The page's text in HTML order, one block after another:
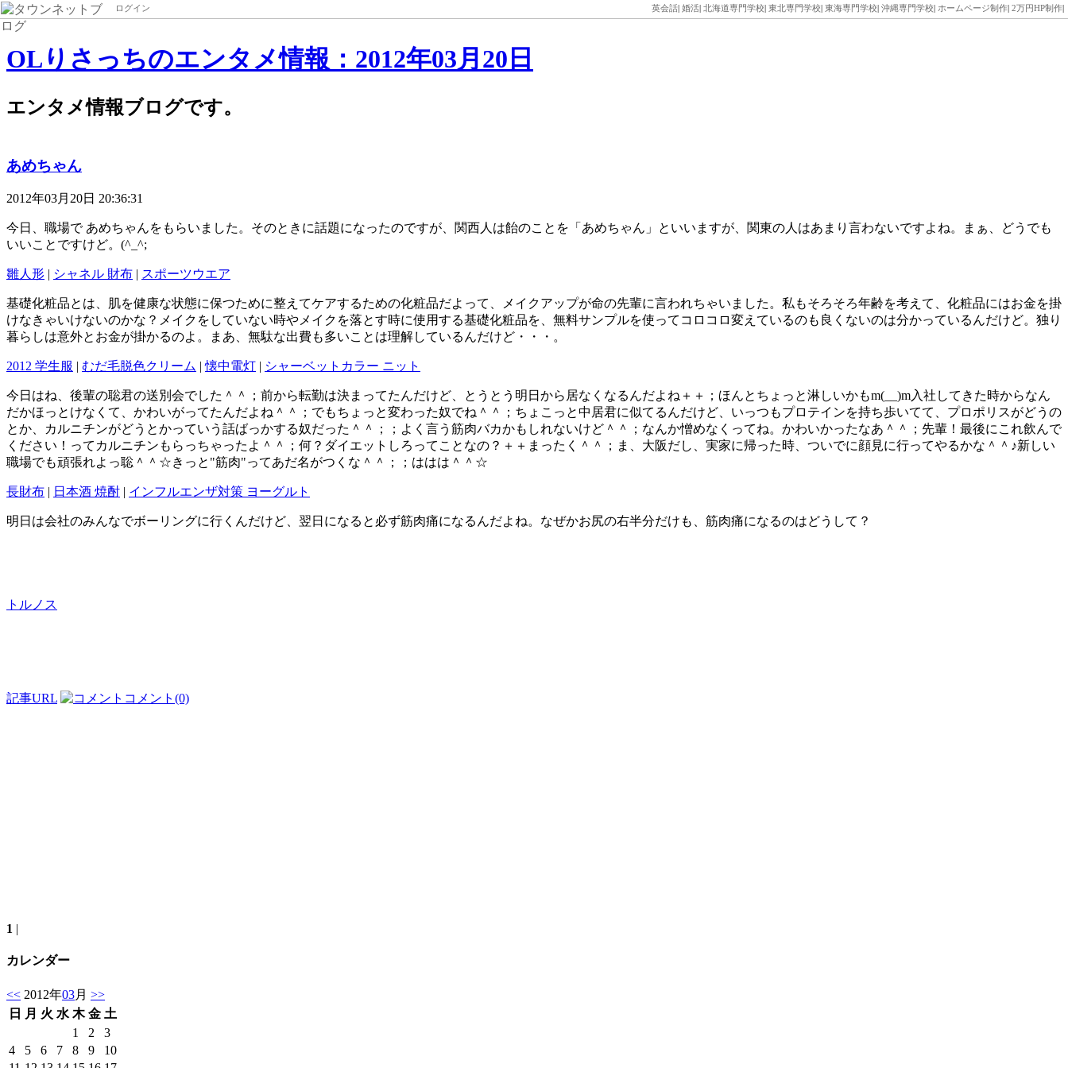
ログイン 英会話| 婚活| 北海道専門学校| 東北専門学校| 東海専門学校| 沖縄専門学校| ホームページ制作| 2万円HP制作|
OLりさっちのエンタメ情報：2012年03月20日
エンタメ情報ブログです。
あめちゃん
2012年03月20日 20:36:31
今日、職場で あめちゃんをもらいました。そのときに話題になったのですが、関西人は飴のことを「あめちゃん」といいますが、関東の人はあまり言わないですよね。まぁ、どうでも
いいことですけど。(^_^;
雛人形 | シャネル 財布 | スポーツウエア
基礎化粧品とは、肌を健康な状態に保つために整えてケアするための化粧品だよって、メイクアップが命の先輩に言われちゃいました。私もそろそろ年齢を考えて、化粧品にはお金を掛
けなきゃいけないのかな？メイクをしていない時やメイクを落とす時に使用する基礎化粧品を、無料サンプルを使ってコロコロ変えているのも良くないのは分かっているんだけど。独り
暮らしは意外とお金が掛かるのよ。まあ、無駄な出費も多いことは理解しているんだけど・・・。
2012 学生服 | むだ毛脱色クリーム |懐中電灯 | シャーベットカラー ニット
今日はね、後輩の聡君の送別会でした＾＾；前から転勤は決まってたんだけど、とうとう明日から居なくなるんだよね＋＋；ほんとちょっと淋しいかもm(__)m入社してきた時からなん
だかほっとけなくて、かわいがってたんだよね＾＾；でもちょっと変わった奴でね＾＾；ちょこっと中居君に似てるんだけど、いっつもプロテインを持ち歩いてて、プロポリスがどうの
とか、カルニチンがどうとかっていう話ばっかする奴だった＾＾；；よく言う筋肉バカかもしれないけど＾＾；なんか憎めなくってね。かわいかったなあ＾＾；先輩！最後にこれ飲んで
ください！ってカルニチンもらっちゃったよ＾＾；何？ダイエットしろってことなの？＋＋まったく＾＾；ま、大阪だし、実家に帰った時、ついでに顔見に行ってやるかな＾＾♪新しい
職場でも頑張れよっ聡＾＾☆きっと"筋肉"ってあだ名がつくな＾＾；；ははは＾＾☆
長財布 | 日本酒 焼酎 | インフルエンザ対策 ヨーグルト
明日は会社のみんなでボーリングに行くんだけど、翌日になると必ず筋肉痛になるんだよね。なぜかお尻の右半分だけも、筋肉痛になるのはどうして？
トルノス
記事URL コメント(0)
1 |
カレンダー
<< 2012年03月 >>
日
月 火 水 木 金 土
1
2
3
4
5 6 7 8 9
10